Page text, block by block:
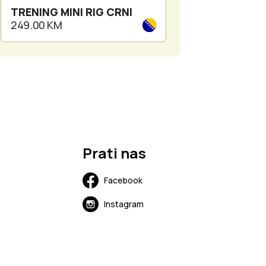
TRENING MINI RIG CRNI
249.00 KM
Prati nas
Facebook
Instagram